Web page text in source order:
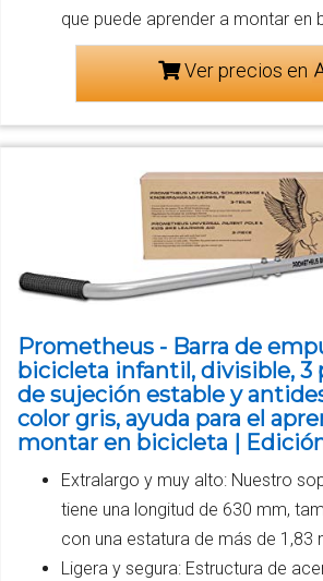
que puede aprender a montar en
Ver precios en
Prometheus - Barra de
bicicleta infantil, divisible, 3
de sujeción estable y
color gris, ayuda para el
montar en bicicleta |
Extralargo y muy alto: Nuestro
tiene una longitud de 630 mm,
con una estatura de más de 1,83
Ligera y segura: Estructura de